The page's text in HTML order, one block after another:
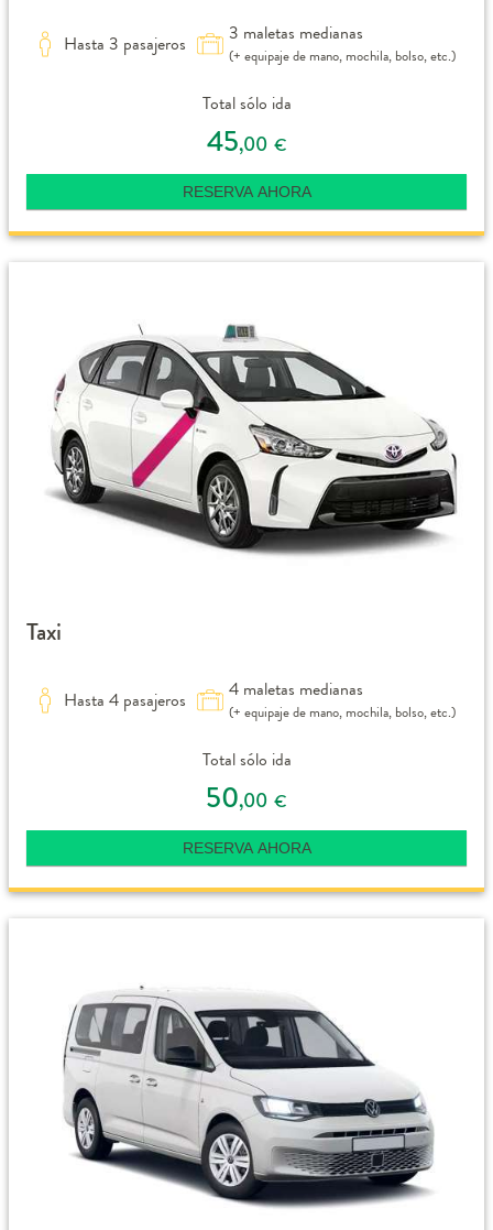
Hasta 3 pasajeros 3 maletas medianas
(+ equipaje de mano, mochila, bolso, etc.)
Total sólo ida
45,00 €
RESERVA AHORA
Taxi
Hasta 4 pasajeros 4 maletas medianas
(+ equipaje de mano, mochila, bolso, etc.)
Total sólo ida
50,00 €
RESERVA AHORA